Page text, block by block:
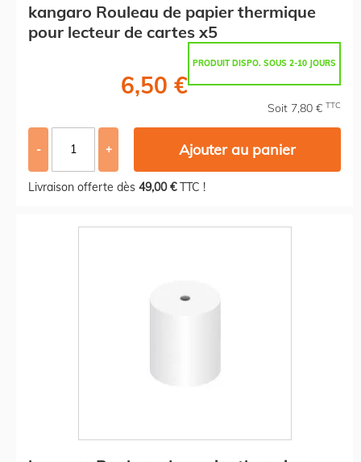
kangaro Rouleau de papier thermique
pour lecteur de cartes x5
PRODUIT DISPO. SOUS 2-10 JOURS
6,50 €
Soit 7,80 € TTC
- + Ajouter au panier
Livraison offerte dès 49,00 €TTC !